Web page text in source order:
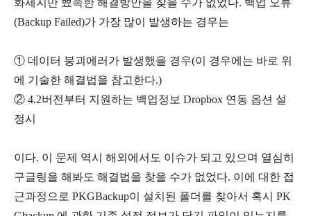
화제지만 뾰족한 해결방안을 찾을 수가 없었다. 백업 오류
(Backup Failed)가 가장 많이 발생하는 경우는
① 데이터 붕괴에러가 발생했을 경우(이 경우에는 바로 위
에 기술한 해결법을 참고한다.)
② 4.2버전부터 지원하는 백업정보 Dropbox 연동 옵션 설
정시
이다. 이 문제 역시 해외에서도 이슈가 되고 있으며 열심히
구글링을 해봐도 해결법을 찾을 수가 없었다. 이에 대한 접
근과정으로 PKGBackup이 설치된 폴더를 찾아서 혹시 PK